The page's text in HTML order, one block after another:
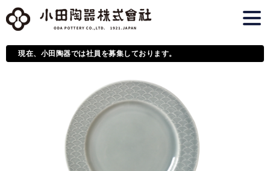
現在、小田陶器では社員を募集しております。